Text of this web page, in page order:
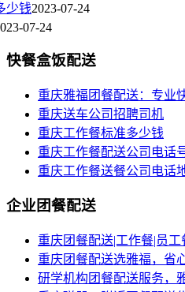
少钱2023-07-24
07-24
快餐盒饭配送
重庆雅福团餐配送：专业
重庆送车公司招聘司机
重庆工作餐标准多少钱
重庆工作餐配送公司电话
重庆工作餐送餐公司电话
企业团餐配送
重庆团餐配送|工作餐|员
重庆团餐配送选雅福，省
研学机构团餐配送服务，